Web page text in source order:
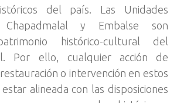
del país. Las Unidades
y Embalse son
histórico-cultural del
Por ello, cualquier acción de
o intervención en estos
alineada con las disposiciones